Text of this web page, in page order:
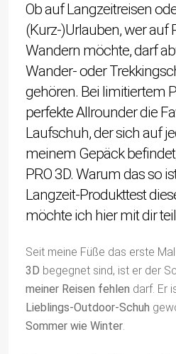
Ob auf Langzeitreisen
(Kurz-)Urlauben, wer auf
Wandern möchte, darf
Wander- oder
gehören. Bei limitiertem
perfekte Allrounder die
Laufschuh, der sich auf
meinem Gepäck
PRO 3D. Warum das so
Langzeit-Produkttest
möchte ich hier mit dir
Seit meine Füße das erste
3D begegnet sind, ist er der
meiner Reisen fehlen darf. Er
Lieblings-Outdoor-Schuh
Sommer wie Winter.